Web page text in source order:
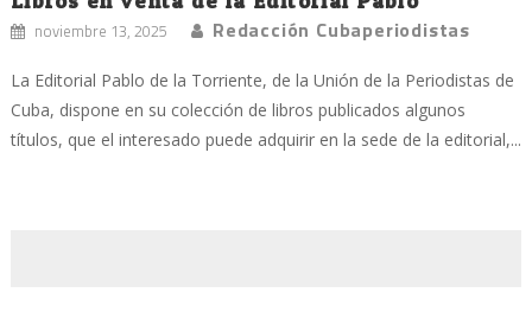
noviembre 13, 2025 Redacción Cubaperiodistas
La Editorial Pablo de la Torriente, de la Unión de la Periodistas de
Cuba, dispone en su colección de libros publicados algunos
títulos, que el interesado puede adquirir en la sede de la editorial,...